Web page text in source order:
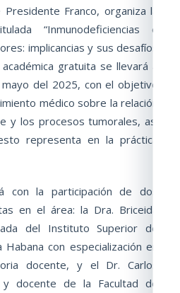
Franco, organiza la
“Inmunodeficiencias e
implicancias y sus desafíos
gratuita se llevará a
del 2025, con el objetivo
médico sobre la relación
y los procesos tumorales, así
representa en la práctica
con la participación de dos
en el área: la Dra. Briceida
del Instituto Superior de
con especialización en
docente, y el Dr. Carlos
y docente de la Facultad de